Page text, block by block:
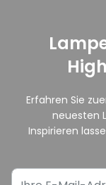
Erfahren Sie
neuesten
Inspirieren